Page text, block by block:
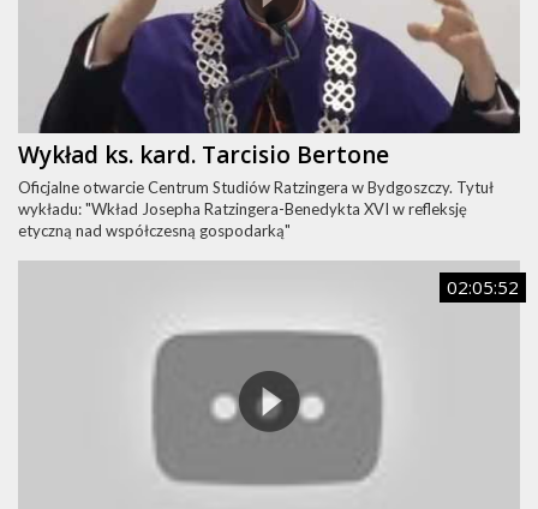
Wykład ks. kard. Tarcisio Bertone
Oficjalne otwarcie Centrum Studiów Ratzingera w Bydgoszczy. Tytuł
wykładu: "Wkład Josepha Ratzingera-Benedykta XVI w refleksję
etyczną nad współczesną gospodarką"
02:05:52